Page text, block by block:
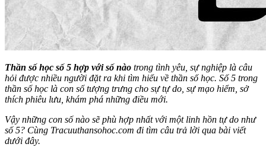
Thần số học số 5 hợp với số nào trong tình yêu, sự nghiệp là câu
hỏi được nhiều người đặt ra khi tìm hiểu về thần số học. Số 5 trong
thần số học là con số tượng trưng cho sự tự do, sự mạo hiểm, sở
thích phiêu lưu, khám phá những điều mới.
Vậy những con số nào sẽ phù hợp nhất với một linh hồn tự do như
số 5? Cùng Tracuuthansohoc.com đi tìm câu trả lời qua bài viết
dưới đây.